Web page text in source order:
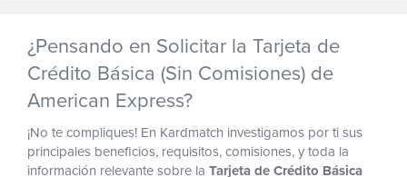
¿Pensando en Solicitar la Tarjeta de
Crédito Básica (Sin Comisiones) de
American Express?
¡No te compliques! En Kardmatch investigamos por ti sus
principales beneficios, requisitos, comisiones, y toda la
información relevante sobre la Tarjeta de Crédito Básica